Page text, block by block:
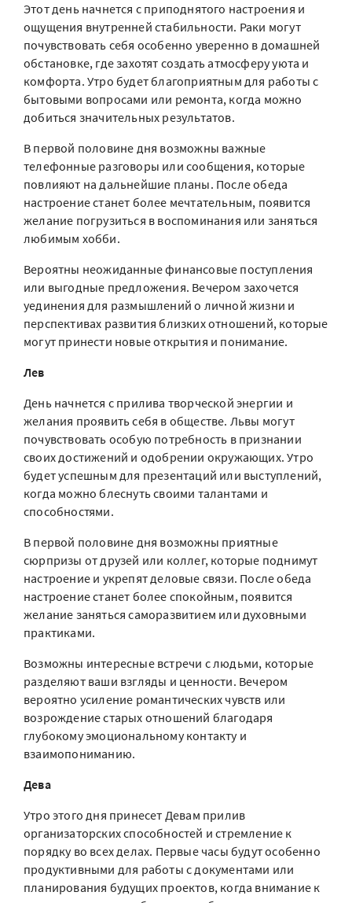
Этот день начнется с приподнятого настроения и
ощущения внутренней стабильности. Раки могут
почувствовать себя особенно уверенно в домашней
обстановке, где захотят создать атмосферу уюта и
комфорта. Утро будет благоприятным для работы с
бытовыми вопросами или ремонта, когда можно
добиться значительных результатов.
В первой половине дня возможны важные
телефонные разговоры или сообщения, которые
повлияют на дальнейшие планы. После обеда
настроение станет более мечтательным, появится
желание погрузиться в воспоминания или заняться
любимым хобби.
Вероятны неожиданные финансовые поступления
или выгодные предложения. Вечером захочется
уединения для размышлений о личной жизни и
перспективах развития близких отношений, которые
могут принести новые открытия и понимание.
Лев
День начнется с прилива творческой энергии и
желания проявить себя в обществе. Львы могут
почувствовать особую потребность в признании
своих достижений и одобрении окружающих. Утро
будет успешным для презентаций или выступлений,
когда можно блеснуть своими талантами и
способностями.
В первой половине дня возможны приятные
сюрпризы от друзей или коллег, которые поднимут
настроение и укрепят деловые связи. После обеда
настроение станет более спокойным, появится
желание заняться саморазвитием или духовными
практиками.
Возможны интересные встречи с людьми, которые
разделяют ваши взгляды и ценности. Вечером
вероятно усиление романтических чувств или
возрождение старых отношений благодаря
глубокому эмоциональному контакту и
взаимопониманию.
Дева
Утро этого дня принесет Девам прилив
организаторских способностей и стремление к
порядку во всех делах. Первые часы будут особенно
продуктивными для работы с документами или
планирования будущих проектов, когда внимание к